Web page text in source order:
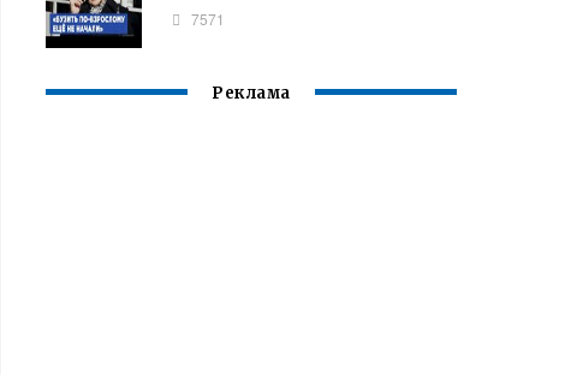
7571
Реклама